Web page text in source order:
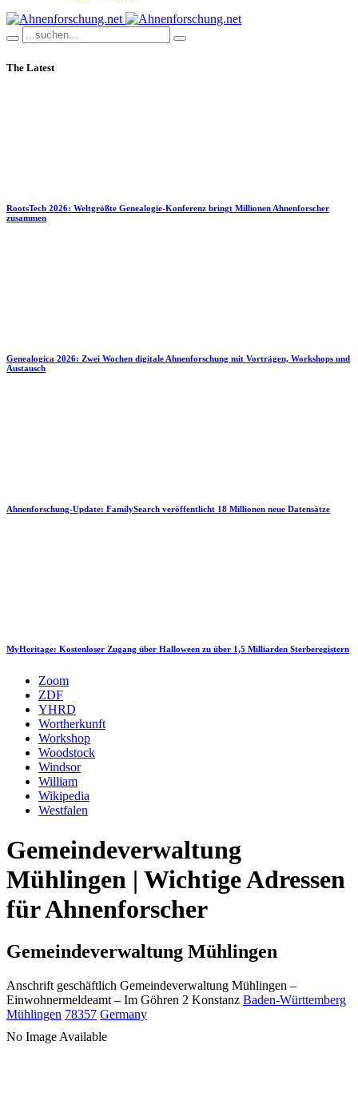
The Latest
RootsTech 2026: Weltgrößte Genealogie-Konferenz bringt Millionen Ahnenforscher
zusammen
Genealogica 2026: Zwei Wochen digitale Ahnenforschung mit Vorträgen, Workshops und
Austausch
Ahnenforschung-Update: FamilySearch veröffentlicht 18 Millionen neue Datensätze
MyHeritage: Kostenloser Zugang über Halloween zu über 1,5 Milliarden Sterberegistern
Zoom
ZDF
YHRD
Wortherkunft
Workshop
Woodstock
Windsor
William
Wikipedia
Westfalen
Gemeindeverwaltung
Mühlingen | Wichtige Adressen
für Ahnenforscher
Gemeindeverwaltung Mühlingen
Anschrift geschäftlich Gemeindeverwaltung Mühlingen –
Einwohnermeldeamt – Im Göhren 2 Konstanz Baden-Württemberg
Mühlingen 78357 Germany
No Image Available